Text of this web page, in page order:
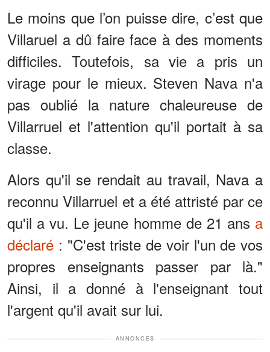
Le moins que l’on puisse dire, c’est que
Villaruel a dû faire face à des moments
difficiles. Toutefois, sa vie a pris un
virage pour le mieux. Steven Nava n'a
pas oublié la nature chaleureuse de
Villarruel et l'attention qu'il portait à sa
classe.
Alors qu'il se rendait au travail, Nava a
reconnu Villarruel et a été attristé par ce
qu'il a vu. Le jeune homme de 21 ans a
déclaré : "C'est triste de voir l'un de vos
propres enseignants passer par là."
Ainsi, il a donné à l'enseignant tout
l'argent qu'il avait sur lui.
ANNONCES